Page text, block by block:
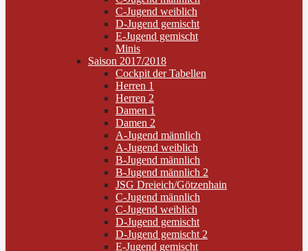
C-Jugend weiblich
D-Jugend gemischt
E-Jugend gemischt
Minis
Saison 2017/2018
Cockpit der Tabellen
Herren 1
Herren 2
Damen 1
Damen 2
A-Jugend männlich
A-Jugend weiblich
B-Jugend männlich
B-Jugend männlich 2
JSG Dreieich/Götzenhain
C-Jugend männlich
C-Jugend weiblich
D-Jugend gemischt
D-Jugend gemischt 2
E-Jugend gemischt